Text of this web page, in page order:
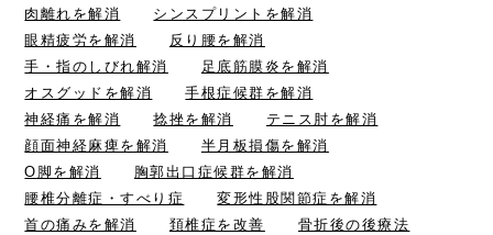
肉離れを解消
シンスプリントを解消
眼精疲労を解消
反り腰を解消
手・指のしびれ解消
足底筋膜炎を解消
オスグッドを解消
手根症候群を解消
神経痛を解消
捻挫を解消
テニス肘を解消
顔面神経麻痺を解消
半月板損傷を解消
O脚を解消
胸郭出口症候群を解消
腰椎分離症・すべり症
変形性股関節症を解消
首の痛みを解消
頚椎症を改善
骨折後の後療法